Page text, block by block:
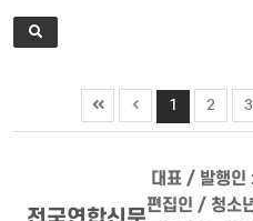
1 2 3
대표 / 발행인
편집인 / 청소